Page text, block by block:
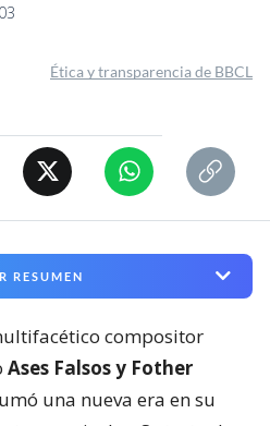
Ética y transparencia de BBCL
RESUMEN
compositor
Ases Falsos y Fother
una nueva era en su